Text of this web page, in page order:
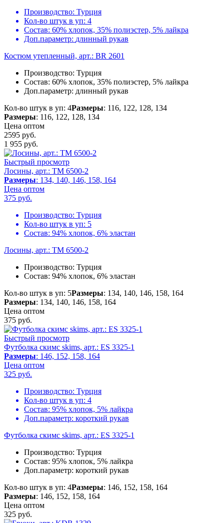
Производство: Турция
Кол-во штук в уп: 4
Состав: 60% хлопок, 35% полиэстер, 5% лайкра
Доп.параметр: длинный рукав
Костюм утепленный, арт.: BR 2601
Производство: Турция
Состав: 60% хлопок, 35% полиэстер, 5% лайкра
Доп.параметр: длинный рукав
Кол-во штук в уп: 4Размеры: 116, 122, 128, 134
Размеры: 116, 122, 128, 134
Цена оптом
2595 руб.
1 955 руб.
Быстрый просмотр
Лосины, арт.: TM 6500-2
Размеры: 134, 140, 146, 158, 164
Цена оптом
375 руб.
Производство: Турция
Кол-во штук в уп: 5
Состав: 94% хлопок, 6% эластан
Лосины, арт.: TM 6500-2
Производство: Турция
Состав: 94% хлопок, 6% эластан
Кол-во штук в уп: 5Размеры: 134, 140, 146, 158, 164
Размеры: 134, 140, 146, 158, 164
Цена оптом
375 руб.
Быстрый просмотр
Футболка скимс skims, арт.: ES 3325-1
Размеры: 146, 152, 158, 164
Цена оптом
325 руб.
Производство: Турция
Кол-во штук в уп: 4
Состав: 95% хлопок, 5% лайкра
Доп.параметр: короткий рукав
Футболка скимс skims, арт.: ES 3325-1
Производство: Турция
Состав: 95% хлопок, 5% лайкра
Доп.параметр: короткий рукав
Кол-во штук в уп: 4Размеры: 146, 152, 158, 164
Размеры: 146, 152, 158, 164
Цена оптом
325 руб.